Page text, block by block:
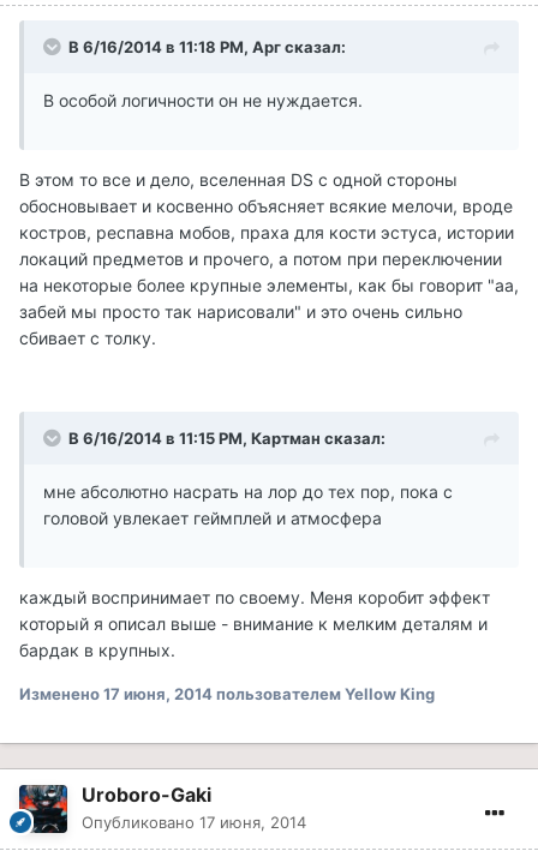
В 6/16/2014 в 11:18 PM, Арг сказал:
В особой логичности он не нуждается.
В этом то все и дело, вселенная DS с одной стороны
обосновывает и косвенно объясняет всякие мелочи, вроде
костров, респавна мобов, праха для кости эстуса, истории
локаций предметов и прочего, а потом при переключении
на некоторые более крупные элементы, как бы говорит "аа,
забей мы просто так нарисовали" и это очень сильно
сбивает с толку.
В 6/16/2014 в 11:15 PM, Картман сказал:
мне абсолютно насрать на лор до тех пор, пока с
головой увлекает геймплей и атмосфера
каждый воспринимает по своему. Меня коробит эффект
который я описал выше - внимание к мелким деталям и
бардак в крупных.
Изменено17 июня, 2014пользователем Yellow King
Uroboro-Gaki
Опубликовано 17 июня, 2014